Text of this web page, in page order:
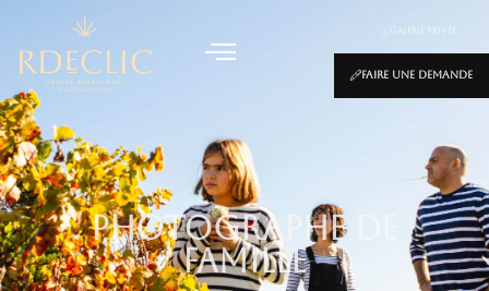
Galerie privée
Faire une demande
Photographe de
Famille